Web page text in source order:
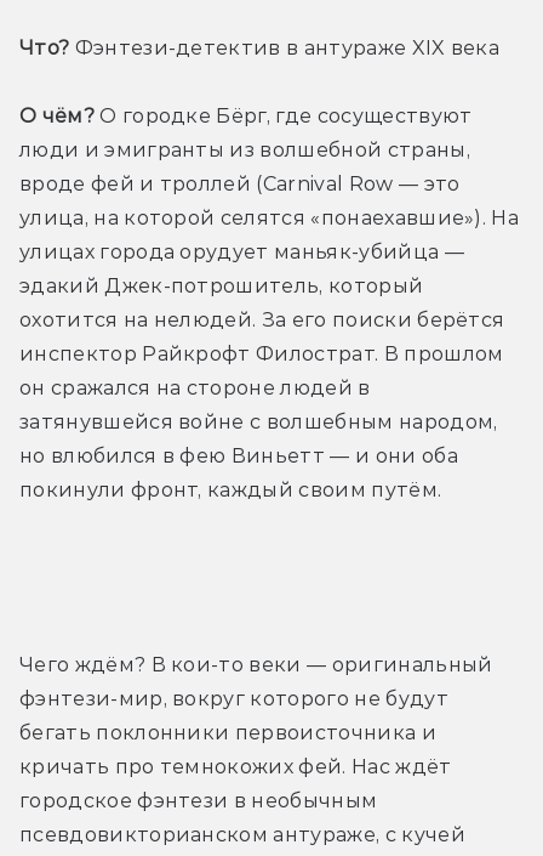
Что? Фэнтези-детектив в антураже XIX века
О чём? О городке Бёрг, где сосуществуют
люди и эмигранты из волшебной страны,
вроде фей и троллей (Carnival Row — это
улица, на которой селятся «понаехавшие»). На
улицах города орудует маньяк-убийца —
эдакий Джек-потрошитель, который
охотится на нелюдей. За его поиски берётся
инспектор Райкрофт Филострат. В прошлом
он сражался на стороне людей в
затянувшейся войне с волшебным народом,
но влюбился в фею Виньетт — и они оба
покинули фронт, каждый своим путём.
Чего ждём? В кои-то веки — оригинальный
фэнтези-мир, вокруг которого не будут
бегать поклонники первоисточника и
кричать про темнокожих фей. Нас ждёт
городское фэнтези в необычным
псевдовикторианском антураже, с кучей